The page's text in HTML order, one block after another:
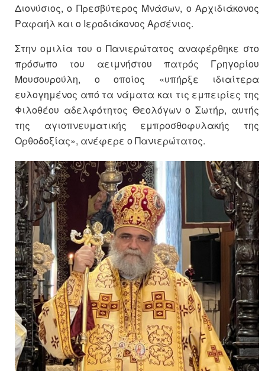
Διονύσιος, ο Πρεσβύτερος Μνάσων, ο Αρχιδιάκονος
Ραφαήλ και ο Ιεροδιάκονος Αρσένιος.
Στην ομιλία του ο Πανιερώτατος αναφέρθηκε στο
πρόσωπο του αειμνήστου πατρός Γρηγορίου
Μουσουρούλη, ο οποίος «υπήρξε ιδιαίτερα
ευλογημένος από τα νάματα και τις εμπειρίες της
Φιλοθέου αδελφότητος Θεολόγων ο Σωτήρ, αυτής
της αγιοπνευματικής εμπροσθοφυλακής της
Ορθοδοξίας», ανέφερε ο Πανιερώτατος.